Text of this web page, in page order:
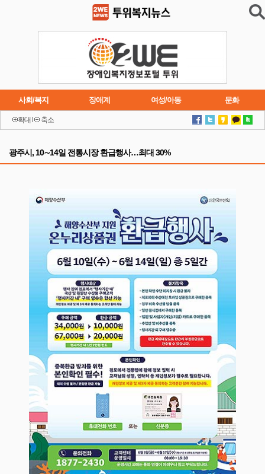
사회/복지 장애계 여성/아동 문화
이슈 연재소설
확대 축소
광주시, 10∼14일 전통시장 환급행사…최대 30%